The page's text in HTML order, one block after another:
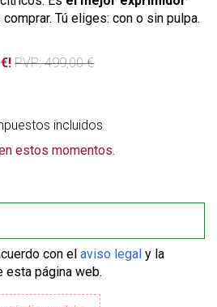
Tú eliges: con o sin pulpa.
PVP: 499,00 €
incluidos
estos momentos.
con elaviso legal y la
esta página web.